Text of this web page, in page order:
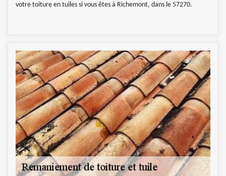
votre toiture en tuiles si vous êtes à Richemont, dans le 57270.